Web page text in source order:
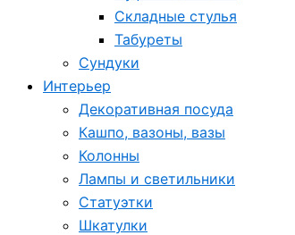
Складные стулья
Табуреты
Сундуки
Интерьер
Декоративная посуда
Кашпо, вазоны, вазы
Колонны
Лампы и светильники
Статуэтки
Шкатулки